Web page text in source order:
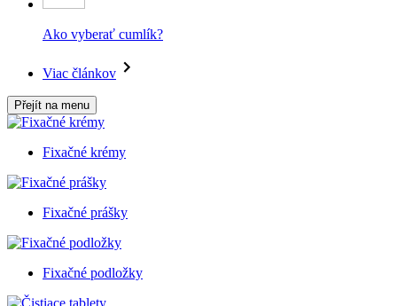
Ako vyberať cumlík?
Viac článkov
Přejít na menu
Fixačné krémy
Fixačné prášky
Fixačné podložky